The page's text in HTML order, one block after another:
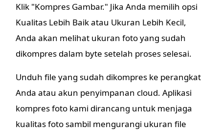
Klik "Kompres Gambar." Jika Anda memilih opsi
Kualitas Lebih Baik atau Ukuran Lebih Kecil,
Anda akan melihat ukuran foto yang sudah
dikompres dalam byte setelah proses selesai.
Unduh file yang sudah dikompres ke perangkat
Anda atau akun penyimpanan cloud. Aplikasi
kompres foto kami dirancang untuk menjaga
kualitas foto sambil mengurangi ukuran file